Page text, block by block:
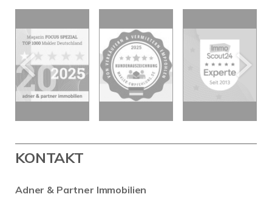
KONTAKT
Adner & Partner Immobilien